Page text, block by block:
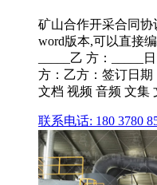
矿山合作开采合同协
word版本,可以直接
_____乙 方：_____
方：乙方：签订日
文档 视频 音频 文集
联系电话: 180 3780